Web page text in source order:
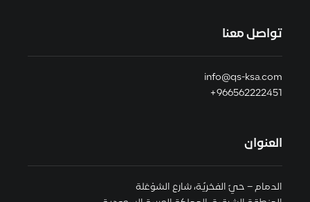
تواصل معنا
info@qs-ksa.com
966562222451+
العنوان
الدمام – حيّ الفخريّة، شارع الشوْعَلة